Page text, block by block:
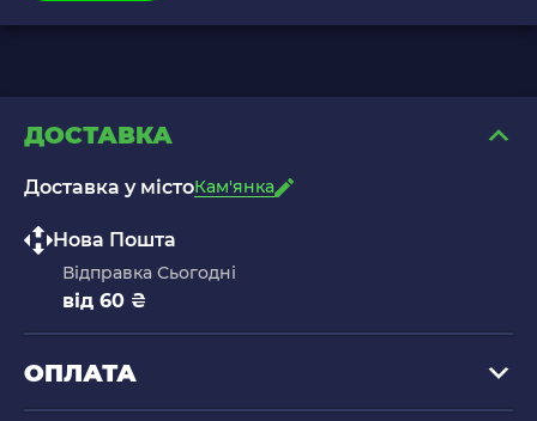
ДОСТАВКА
Доставка у містоКам'янка
Нова Пошта
Відправка Сьогодні
від 60 ₴
ОПЛАТА